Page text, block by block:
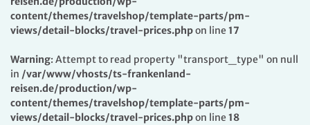
content/themes/travelshop/template-parts/pm-
views/detail-blocks/travel-prices.phpon line 17
Warning: Attempt to read property "transport_type" on null
in /var/www/vhosts/ts-frankenland-
reisen.de/production/wp-
content/themes/travelshop/template-parts/pm-
views/detail-blocks/travel-prices.phpon line 18